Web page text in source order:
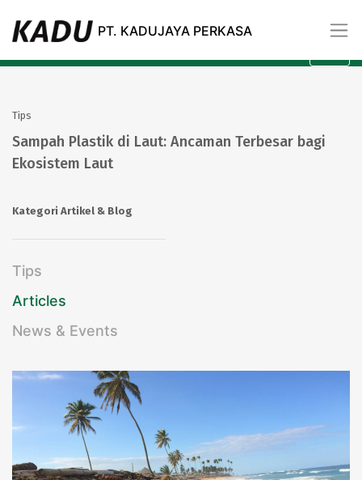
PT. KADUJAYA PERKASA
Artikel
Tips
Sampah Plastik di Laut: Ancaman Terbesar bagi
Ekosistem Laut
Kategori Artikel & Blog
Tips
Articles
News & Events